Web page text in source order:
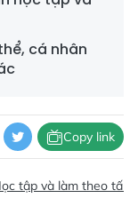
cá nhân
Copy link
tập và làm theo tấm